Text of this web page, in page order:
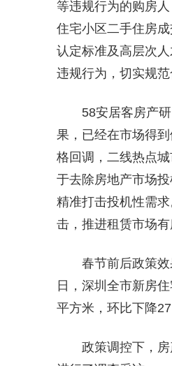
等违规行为的购房
住宅小区二手住房
认定标准及高层次
违规行为，切实规范
58安居客房产
果，已经在市场得
格回调，二线热点
于去除房地产市场
精准打击投机性需
击，推进租赁市场有
春节前后政策
日，深圳全市新房
平方米，环比下降
政策调控下，